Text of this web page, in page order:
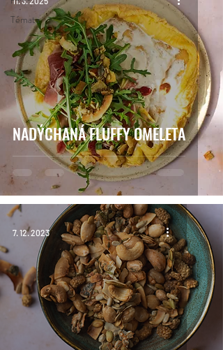
Témata
NADÝCHANÁ FLUFFY OMELETA
7. 12. 2023